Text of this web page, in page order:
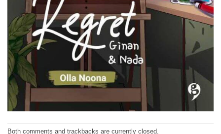
Both comments and trackbacks are currently closed.